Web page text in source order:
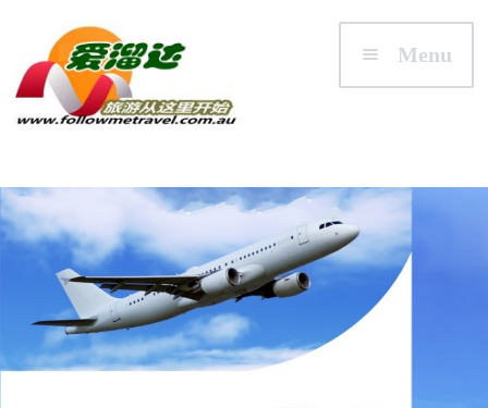
Skip to navigation
Skip to content
Menu
首页
澳大利亚
悉尼/新州 NSW